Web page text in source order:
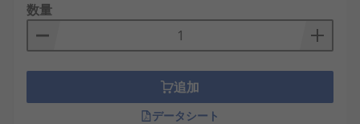
数量
追加
データシート